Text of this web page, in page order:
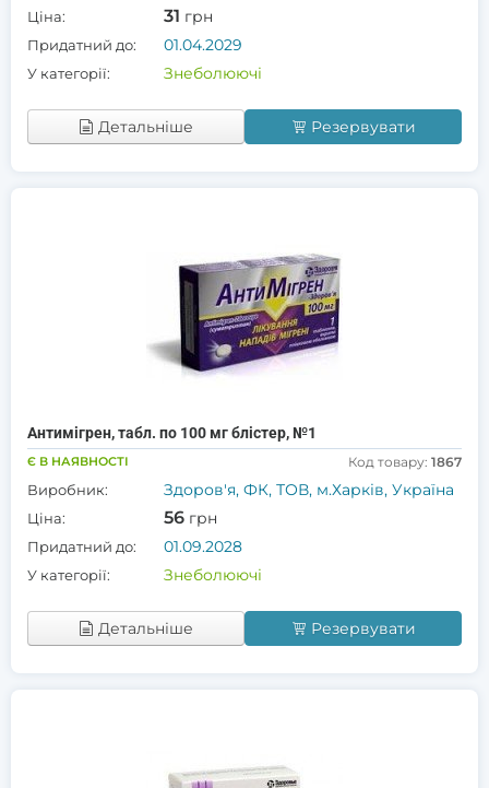
Ціна: 31 грн
Придатний до: 01.04.2029
У категорії: Знеболюючі
Детальніше Резервувати
Антимігрен, табл. по 100 мг блістер, №1
Є В НАЯВНОСТІ Код товару: 1867
Виробник: Здоров'я, ФК, ТОВ, м.Харків, Україна
Ціна: 56 грн
Придатний до: 01.09.2028
У категорії: Знеболюючі
Детальніше Резервувати